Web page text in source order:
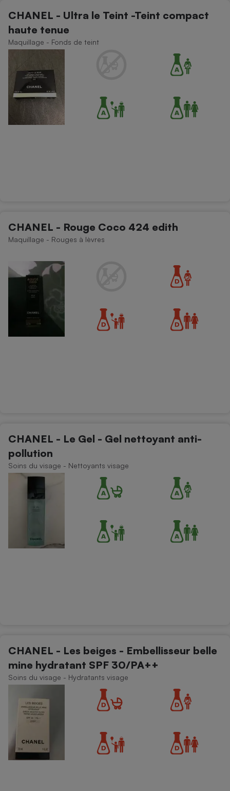
CHANEL - Ultra le Teint -Teint compact
haute tenue
Maquillage - Fonds de teint
CHANEL - Rouge Coco 424 edith
Maquillage - Rouges à lèvres
CHANEL - Le Gel - Gel nettoyant anti-
pollution
Soins du visage - Nettoyants visage
CHANEL - Les beiges - Embellisseur belle
mine hydratant SPF 30/PA++
Soins du visage - Hydratants visage